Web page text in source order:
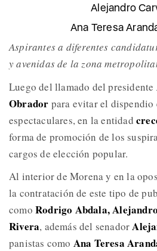
Alejandro
Ana Teresa
Aspirantes a diferentes
y avenidas de la zona
Luego del llamado del presidente
Obrador para evitar el dispendio
espectaculares, en la entidad
forma de promoción de los
cargos de elección popular.
Al interior de Morena y en la
la contratación de este tipo de
como Rodrigo Abdala,
Rivera, además del senador
panistas como Ana Teresa